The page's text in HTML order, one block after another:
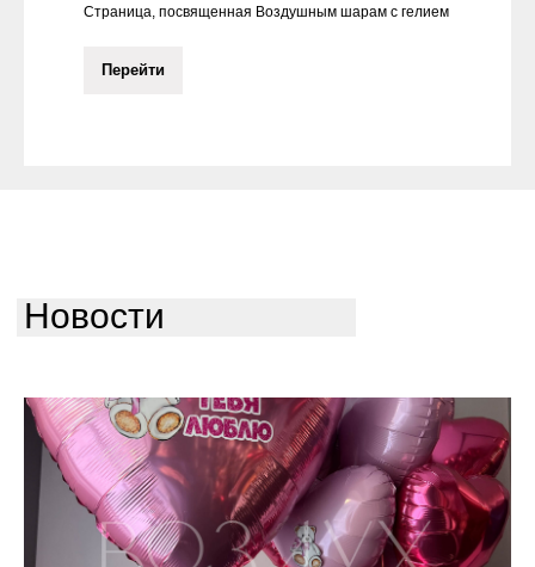
Страница, посвященная Воздушным шарам с гелием
Перейти
Новости